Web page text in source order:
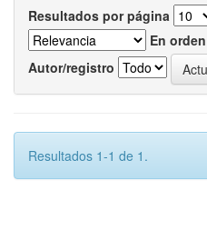
Resultados por página
En orden
Autor/registro
Resultados 1-1 de 1.